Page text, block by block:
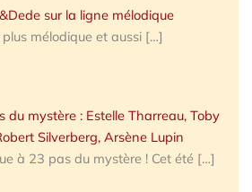
sur la ligne mélodique
plus mélodique et aussi […]
du mystère : Estelle Tharreau, Toby
Silverberg, Arsène Lupin
à 23 pas du mystère ! Cet été […]